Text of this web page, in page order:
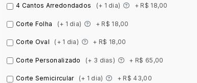
4 Cantos Arredondados (+ 1 dia) + R$ 18,00
Corte Folha (+ 1 dia) + R$ 18,00
Corte Oval (+ 1 dia) + R$ 18,00
Corte Personalizado (+ 3 dias) + R$ 65,00
Corte Semicircular (+ 1 dia) + R$ 43,00